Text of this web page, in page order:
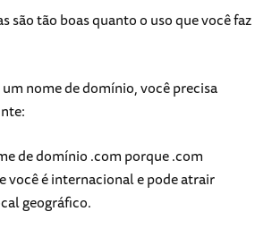
são tão boas quanto o uso que você faz
nome de domínio, você precisa
de domínio .com porque .com
você é internacional e pode atrair
geográfico.